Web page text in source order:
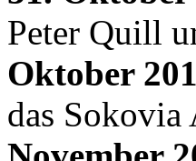
Peter Quill
Oktober
das Sokovia